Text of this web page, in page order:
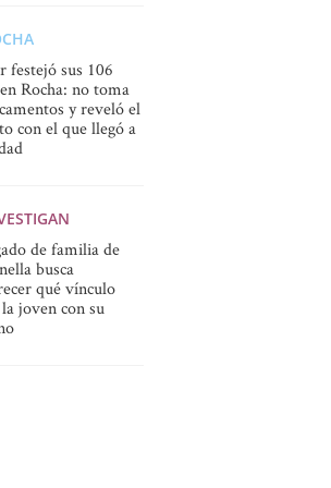
festejó sus 106
Rocha: no toma
y reveló el
con el que llegó a
de familia de
busca
qué vínculo
joven con su